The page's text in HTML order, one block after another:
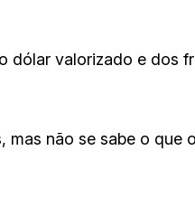
dólar valorizado e dos
mas não se sabe o que